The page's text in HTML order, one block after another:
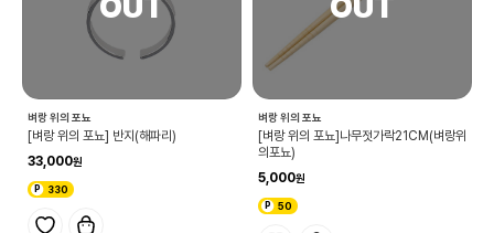
벼랑 위의 포뇨
[벼랑 위의 포뇨] 반지(해파리)
33,000
330
벼랑 위의 포뇨
[벼랑 위의 포뇨]나무젓가락21CM(벼랑위
의포뇨)
5,000
50